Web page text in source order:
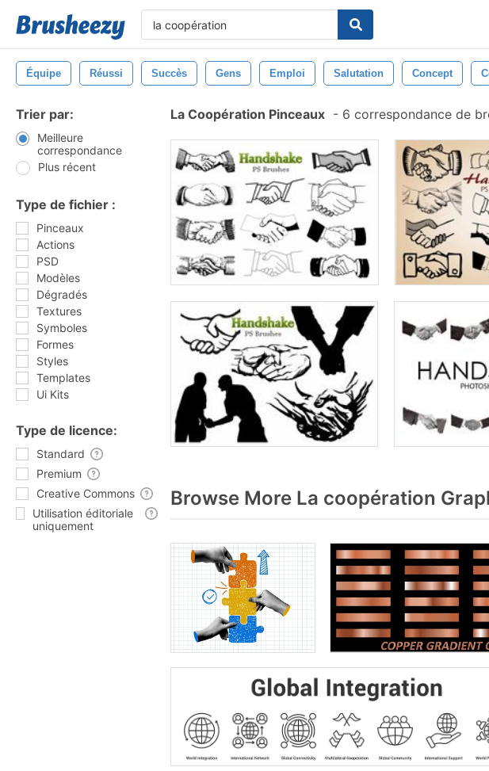
Équipe Réussi Succès Gens Emploi Salutation Concept
Trier par:
Meilleure
correspondance
Plus récent
Type de fichier :
Pinceaux
Actions
PSD
Modèles
Dégradés
Textures
Symboles
Formes
Styles
Templates
Ui Kits
Type de licence:
Standard
Premium
Creative Commons
Utilisation éditoriale
uniquement
La Coopération Pinceaux - 6 correspondance de
Browse More La coopération